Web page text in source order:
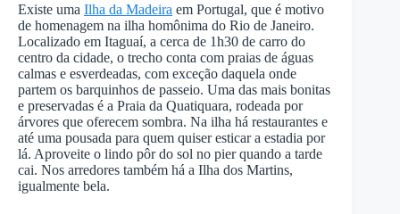
Existe uma Ilha da Madeira em Portugal, que é motivo
de homenagem na ilha homônima do Rio de Janeiro.
Localizado em Itaguaí, a cerca de 1h30 de carro do
centro da cidade, o trecho conta com praias de águas
calmas e esverdeadas, com exceção daquela onde
partem os barquinhos de passeio. Uma das mais bonitas
e preservadas é a Praia da Quatiquara, rodeada por
árvores que oferecem sombra. Na ilha há restaurantes e
até uma pousada para quem quiser esticar a estadia por
lá. Aproveite o lindo pôr do sol no pier quando a tarde
cai. Nos arredores também há a Ilha dos Martins,
igualmente bela.